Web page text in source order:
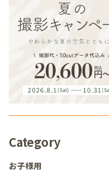
Category
お子様用